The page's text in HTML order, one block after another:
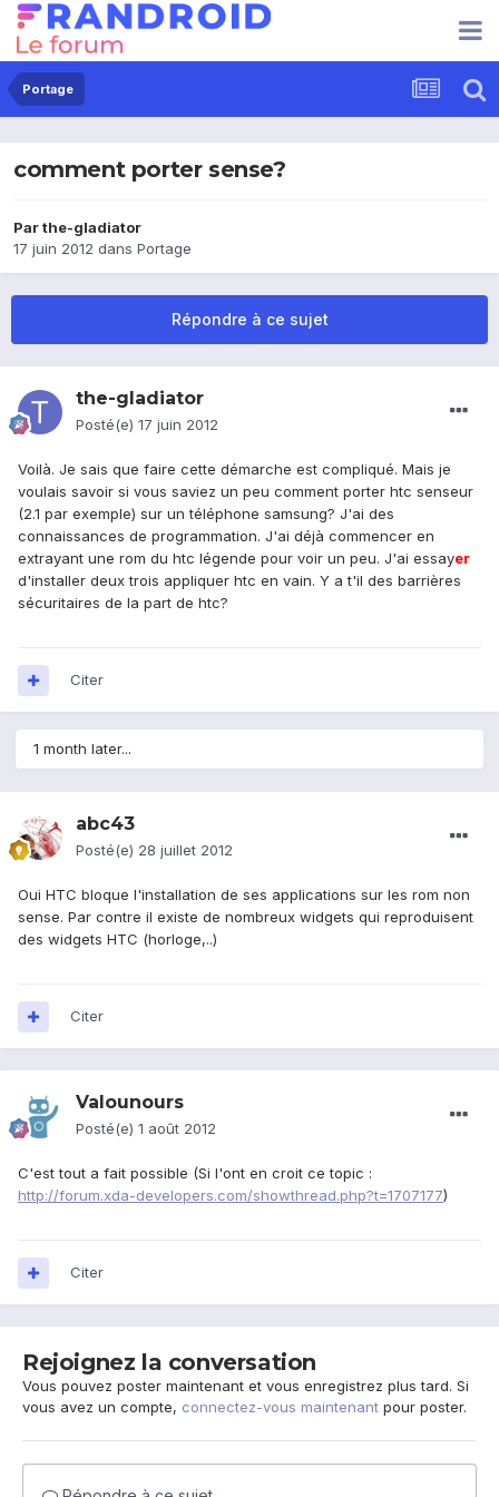
Portage
comment porter sense?
Parthe-gladiator
17 juin 2012 dans Portage
Répondre à ce sujet
the-gladiator
Posté(e) 17 juin 2012
Voilà. Je sais que faire cette démarche est compliqué. Mais je
voulais savoir si vous saviez un peu comment porter htc senseur
(2.1 par exemple) sur un téléphone samsung? J'ai des
connaissances de programmation. J'ai déjà commencer en
extrayant une rom du htc légende pour voir un peu. J'ai essayer
d'installer deux trois appliquer htc en vain. Y a t'il des barrières
sécuritaires de la part de htc?
Citer
1 month later...
abc43
Posté(e) 28 juillet 2012
Oui HTC bloque l'installation de ses applications sur les rom non
sense. Par contre il existe de nombreux widgets qui reproduisent
des widgets HTC (horloge,..)
Citer
Valounours
Posté(e) 1 août 2012
C'est tout a fait possible (Si l'ont en croit ce topic :
http://forum.xda-developers.com/showthread.php?t=1707177)
Citer
Rejoignez la conversation
Vous pouvez poster maintenant et vous enregistrez plus tard. Si
vous avez un compte, connectez-vous maintenant pour poster.